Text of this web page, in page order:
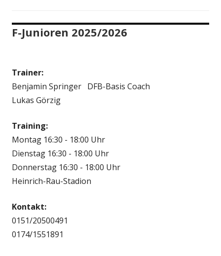
F-Junioren 2025/2026
Trainer:
Benjamin Springer DFB-Basis Coach
Lukas Görzig
Training:
Montag 16:30 - 18:00 Uhr
Dienstag 16:30 - 18:00 Uhr
Donnerstag 16:30 - 18:00 Uhr
Heinrich-Rau-Stadion
Kontakt:
0151/20500491
0174/1551891